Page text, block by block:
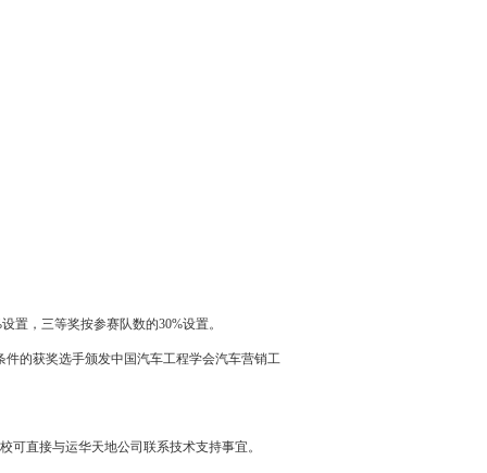
，三等奖按参赛队数的30%设置。
的获奖选手颁发中国汽车工程学会汽车营销工
可直接与运华天地公司联系技术支持事宜。